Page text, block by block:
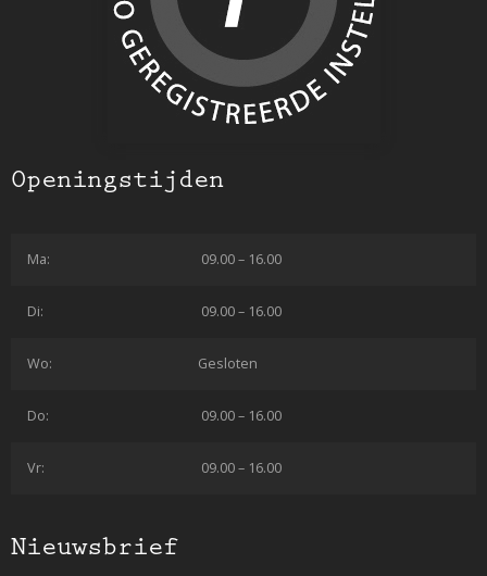
Openingstijden
Ma: 09.00 – 16.00
Di: 09.00 – 16.00
Wo: Gesloten
Do: 09.00 – 16.00
Vr: 09.00 – 16.00
Nieuwsbrief